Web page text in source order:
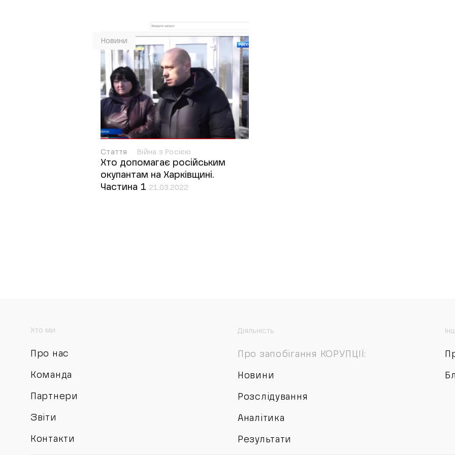
Новини
Стаття Війна з Росією
Хто допомагає російським
окупантам на Харківщині.
Частина 1 21.03.2022
Хто ми
Про нас
Команда
Партнери
Звіти
Контакти
Діяльність
Про запобігання КОРУПЦІЇ:
Новини
Розслідування
Аналітика
Результати